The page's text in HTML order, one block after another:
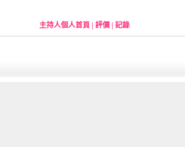
主持人個人首頁 評價 記錄